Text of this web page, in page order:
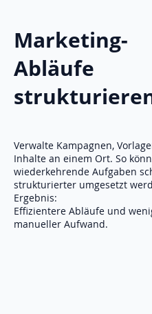
Marketing-
Abläufe
Verwalte Kampagnen,
Inhalte an einem Ort. So
wiederkehrende Aufgaben
strukturierter umgesetzt
Ergebnis:
Effizientere Abläufe und
manueller Aufwand.